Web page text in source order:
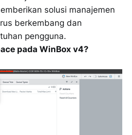
solusi manajemen
berkembang dan
pengguna.
pada WinBox v4?